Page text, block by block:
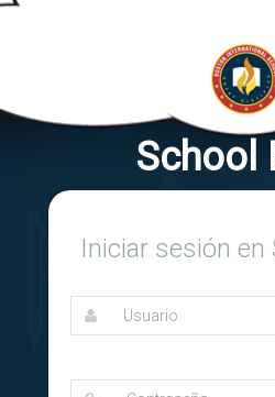
School
Iniciar sesión en